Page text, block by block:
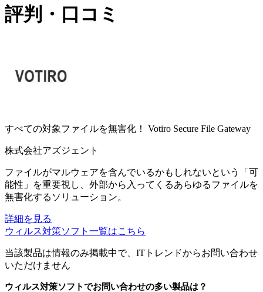
評判・口コミ
すべての対象ファイルを無害化！ Votiro Secure File Gateway
株式会社アズジェント
ファイルがマルウェアを含んでいるかもしれないという「可
能性」を重要視し、外部から入ってくるあらゆるファイルを
無害化するソリューション。
詳細を見る
ウィルス対策ソフト 一覧はこちら
当該製品は情報のみ掲載中で、ITトレンドからお問い合わせ
いただけません
ウィルス対策ソフトでお問い合わせの多い製品は？